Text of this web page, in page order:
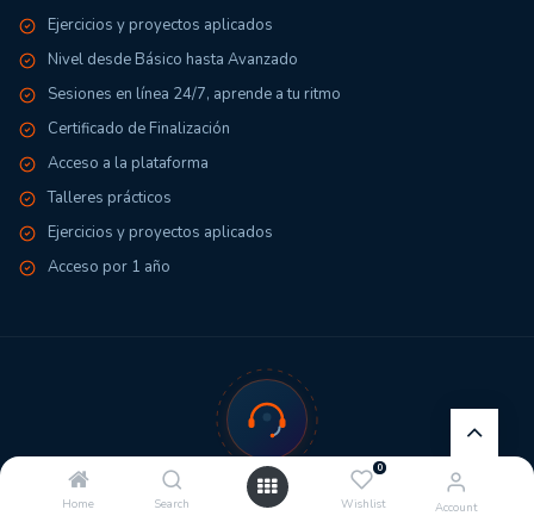
Home Search
0
Wishlist Account
Ejercicios y proyectos aplicados
Nivel desde Básico hasta Avanzado
Sesiones en línea 24/7, aprende a tu ritmo
Certificado de Finalización
Acceso a la plataforma
Talleres prácticos
Ejercicios y proyectos aplicados
Acceso por 1 año
¿TIENES DUDAS?